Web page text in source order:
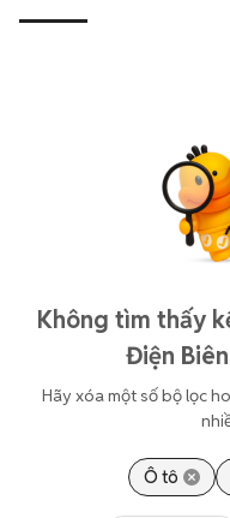
Không tìm thấy
Điện
Hãy xóa một số bộ lọc
Ô tô